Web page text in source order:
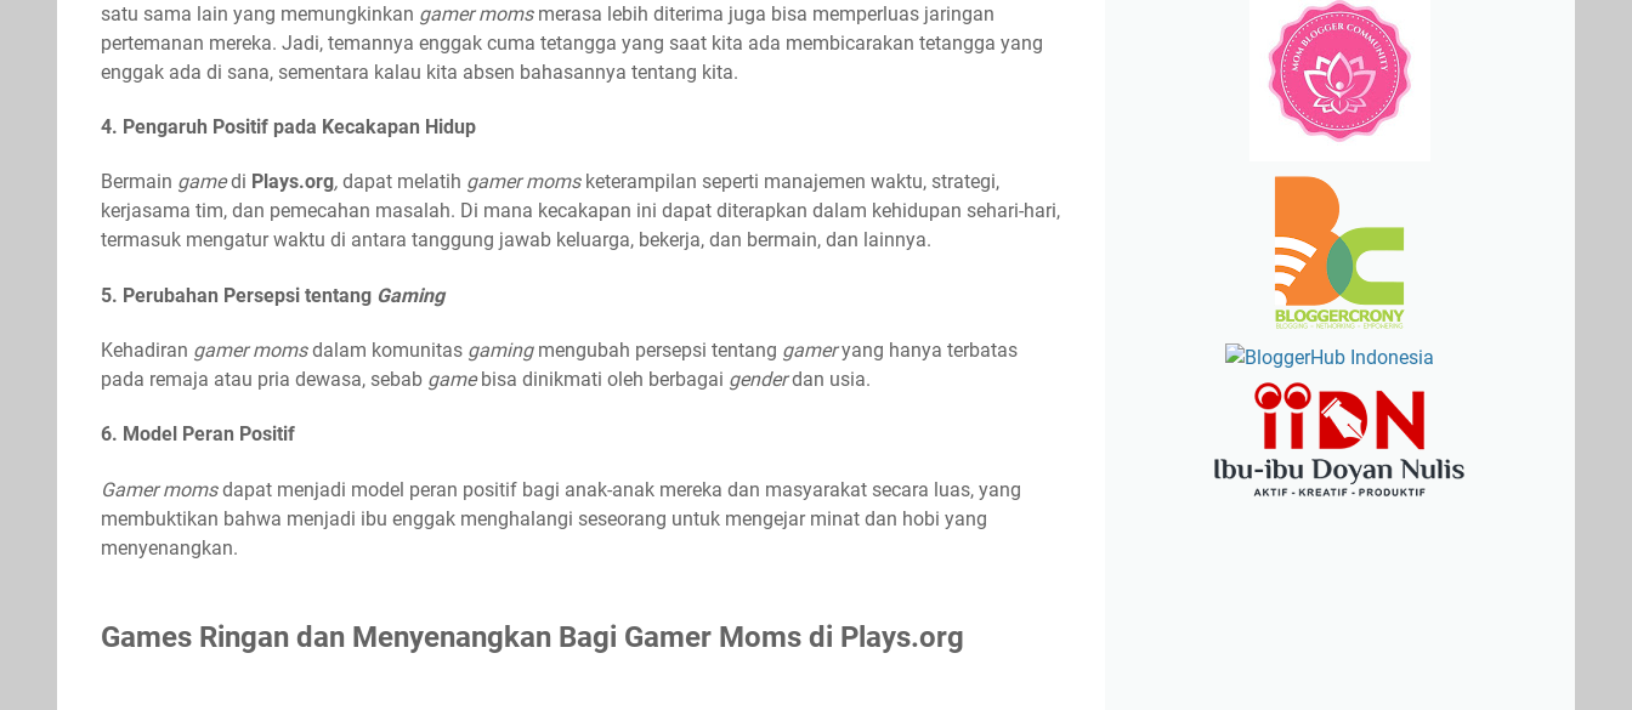
satu sama lain yang memungkinkan gamer momsmerasa lebih diterima juga bisa memperluas jaringan
pertemanan mereka. Jadi, temannya enggak cuma tetangga yang saat kita ada membicarakan tetangga yang
enggak ada di sana, sementara kalau kita absen bahasannya tentang kita.
4. Pengaruh Positif pada Kecakapan Hidup
Bermain gamedi Plays.org, dapat melatih gamer momsketerampilan seperti manajemen waktu, strategi,
kerjasama tim, dan pemecahan masalah. Di mana kecakapan ini dapat diterapkan dalam kehidupan sehari-hari,
termasuk mengatur waktu di antara tanggung jawab keluarga, bekerja, dan bermain, dan lainnya.
5. Perubahan Persepsi tentang Gaming
Kehadiran gamer momsdalam komunitas gamingmengubah persepsi tentang gameryang hanya terbatas
pada remaja atau pria dewasa, sebab gamebisa dinikmati oleh berbagai genderdan usia.
6. Model Peran Positif
Gamer momsdapat menjadi model peran positif bagi anak-anak mereka dan masyarakat secara luas, yang
membuktikan bahwa menjadi ibu enggak menghalangi seseorang untuk mengejar minat dan hobi yang
menyenangkan.
Games Ringan dan Menyenangkan Bagi Gamer Moms di Plays.org